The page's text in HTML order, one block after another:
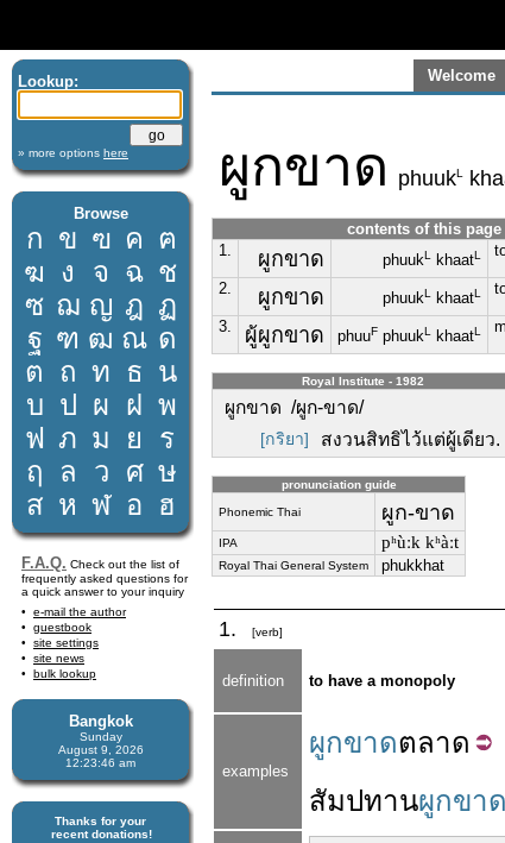
Lookup:
» more options here
Browse
ก ข ฃ ค ฅ
ฆ ง จ ฉ ช
ซ ฌ ญ ฎ ฏ
ฐ ฑ ฒ ณ ด
ต ถ ท ธ น
บ ป ผ ฝ พ
ฟ ภ ม ย
ร
ฤ
ล ว ศ ษ
ส ห ฬ อ ฮ
F.A.Q. Check out the list of
frequently asked questions for
a quick answer to your inquiry
e-mail the author
guestbook
site settings
site news
bulk lookup
Bangkok
Sunday
August 9, 2026
12:23:46 am
Thanks for your
recent donations!
Welcome
ผูกขาด phuukL
contents of this page
1.
ผูกขาด phuukL khaatL
2. ผูกขาด phuukL khaatL
3. ผู้ผูกขาด phuuF phuukL khaatL
Royal Institute - 1982
ผูกขาด /ผูก-ขาด/
[กริยา] สงวนสิทธิไว้แต่ผู้เดียว.
pronunciation guide
Phonemic Thai ผูก-ขาด
IPA pʰùːk kʰàːt
Royal Thai General System phukkhat
1. [verb]
definition to have a monopoly
examples
ผูกขาดตลาด
สัมปทานผูกขาด